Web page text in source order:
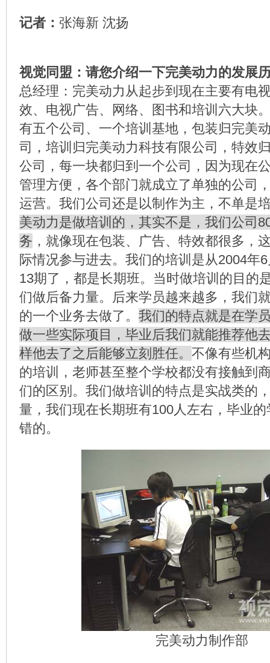
记者： 张海新 沈扬
视觉同盟：请您介绍一下完美动力的发展
总经理：完美动力从起步到现在主要有电
效、电视广告、网络、图书和培训六大块
有五个公司、一个培训基地，包装归完美
司，培训归完美动力科技有限公司，特效
公司，每一块都归到一个公司，因为现在
管理方便，各个部门就成立了单独的公司
运营。我们公司还是以制作为主，不单是
美动力是做培训的，其实不是，我们公司
务 ，就像现在包装、广告、特效都很多，
际情况参与进去。我们的培训是从2004年
13期了，都是长期班。当时做培训的目的
们做后备力量。后来学员越来越多，我们
的一个业务去做了。 我们的特点就是在学
做一些实际项目，毕业后我们就能推荐他
样他去了之后能够立刻胜任。 不像有些机
的培训，老师甚至整个学校都没有接触到
们的区别。我们做培训的特点是实战类的
量，我们现在长期班有100人左右，毕业
错的。
完美动力制作部